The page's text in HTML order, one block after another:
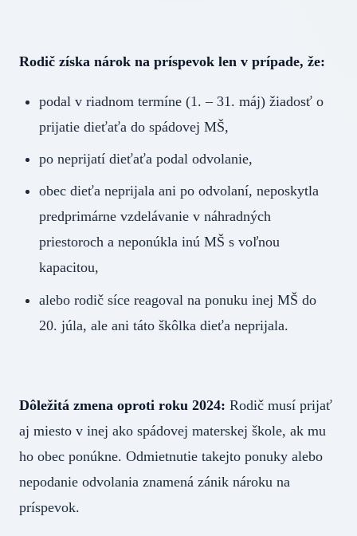
Rodič získa nárok na príspevok len v prípade, že:
podal v riadnom termíne (1. – 31. máj) žiadosť o
prijatie dieťaťa do spádovej MŠ,
po neprijatí dieťaťa podal odvolanie,
obec dieťa neprijala ani po odvolaní, neposkytla
predprimárne vzdelávanie v náhradných
priestoroch a neponúkla inú MŠ s voľnou
kapacitou,
alebo rodič síce reagoval na ponuku inej MŠ do
20. júla, ale ani táto škôlka dieťa neprijala.
Dôležitá zmena oproti roku 2024: Rodič musí prijať
aj miesto v inej ako spádovej materskej škole, ak mu
ho obec ponúkne. Odmietnutie takejto ponuky alebo
nepodanie odvolania znamená zánik nároku na
príspevok.